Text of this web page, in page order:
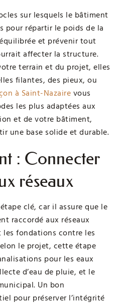
sur lesquels le bâtiment
pour répartir le poids de la
et prévenir tout
affecter la structure.
terrain et du projet, elles
filantes, des pieux, ou
à Saint-Nazaire vous
les plus adaptées aux
et de votre bâtiment,
une base solide et durable.
: Connecter
réseaux
clé, car il assure que le
raccordé aux réseaux
les fondations contre les
le projet, cette étape
pour les eaux
d’eau de pluie, et le
Un bon
pour préserver l’intégrité